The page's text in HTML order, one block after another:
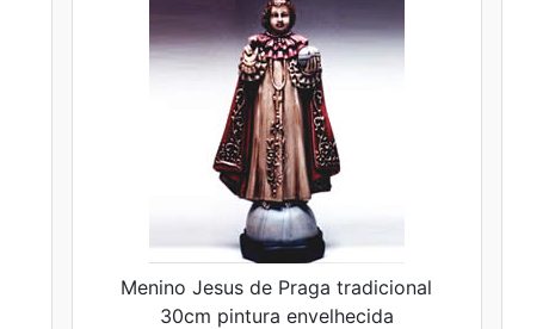
Menino Jesus de Praga tradicional
30cm pintura envelhecida